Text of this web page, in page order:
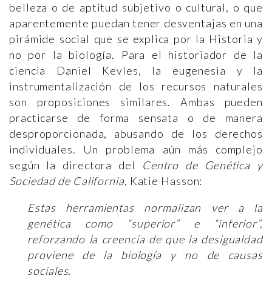
belleza o de aptitud subjetivo o cultural, o que
aparentemente puedan tener desventajas en una
pirámide social que se explica por la Historia y
no por la biología. Para el historiador de la
ciencia Daniel Kevles, la eugenesia y la
instrumentalización de los recursos naturales
son proposiciones similares. Ambas pueden
practicarse de forma sensata o de manera
desproporcionada, abusando de los derechos
individuales. Un problema aún más complejo
según la directora del Centro de Genética y
Sociedad de California, Katie Hasson:
Estas herramientas normalizan ver a la
genética como “superior” e “inferior”,
reforzando la creencia de que la desigualdad
proviene de la biología y no de causas
sociales.